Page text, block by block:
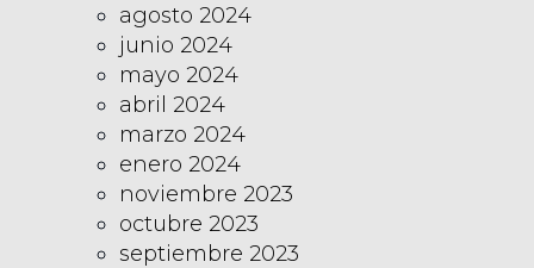
agosto 2024
junio 2024
mayo 2024
abril 2024
marzo 2024
enero 2024
noviembre 2023
octubre 2023
septiembre 2023